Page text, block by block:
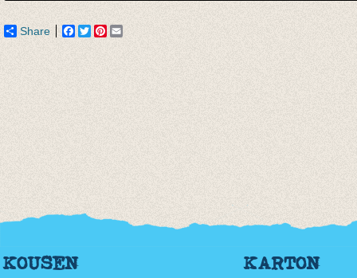
Share Facebook
TwitterPinterest
KOUSEN KARTON